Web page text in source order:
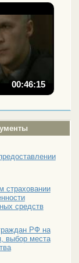
00:46:15
страховании
средств
РФ на
выбор места